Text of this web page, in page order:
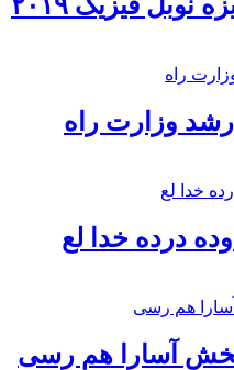
وزارت راه
درده خدا لع
بخش آسارا هم رسی